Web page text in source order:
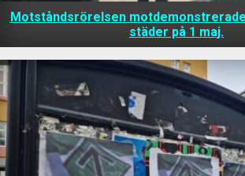
Motståndsrörelsen
städer på 1 maj.